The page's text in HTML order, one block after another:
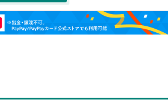
福島 左京区(25)
下京区(3)
長法寺(6)
山陰本線(0)
片町線(0)
トイレ２か所（2）
太陽光発電システム（0）